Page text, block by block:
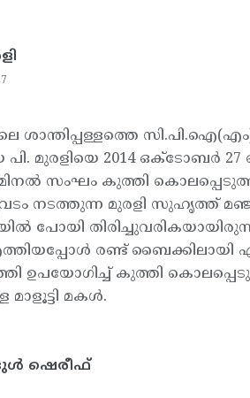
ശാന്തിപ്പള്ളത്തെ
മുരളിയെ 2014 ഒക്‌ടോബര്‍
സംഘം കുത്തി
നടത്തുന്ന മുരളി സുഹൃത്ത്
പോയി
എത്തിയപ്പോള്‍ രണ്ട്
ഉപയോഗിച്ച് കുത്തി
മാളൂട്ടി മകള്‍.
ഷെരീഫ്